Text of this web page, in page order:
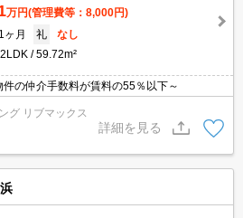
万円(管理費等：8,000円)
1ヶ月 礼
なし
2LDK 59.72m²
の仲介手数料が賃料の55％以下～
グ リブマックス
詳細を見る